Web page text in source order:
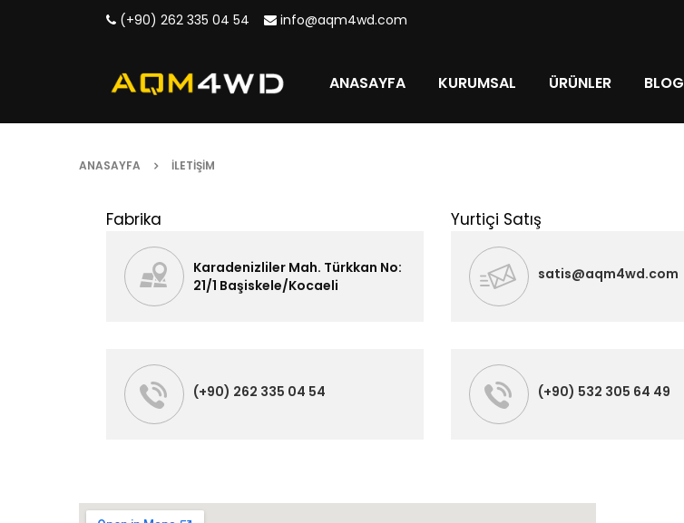
(+90) 262 335 04 54 info@aqm4wd.com
ANASAYFA KURUMSAL ÜRÜNLER BLOG
ANASAYFA İLETIŞIM
Fabrika
Karadenizliler Mah. Türkkan No:
21/1 Başiskele/Kocaeli
Yurtiçi Satış
satis@aqm4wd.com
(+90) 262 335 04 54 (+90) 532 305 64 49